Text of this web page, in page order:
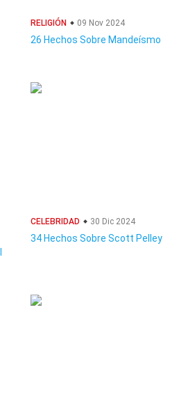
RELIGIÓN 09 Nov 2024
26 Hechos Sobre Mandeísmo
CELEBRIDAD 30 Dic 2024
34 Hechos Sobre Scott Pelley